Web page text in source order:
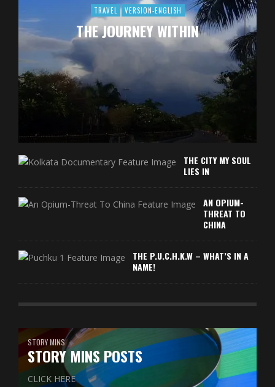
TRAVEL VERSION-ENGLISH
THE JOURNEY WITHIN
THE CITY MY SOUL
LIES IN
AN OPIUM-
THREAT TO
CHINA
THE P.U.C.H.K.W – WHAT’S IN A
NAME!
STORY MINS
STORY MINS POSTS
CLICK HERE